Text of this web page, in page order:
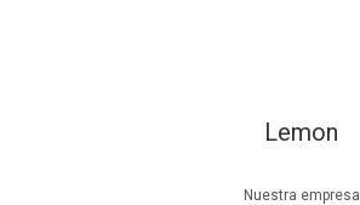
Lemon
Nuestra empresa